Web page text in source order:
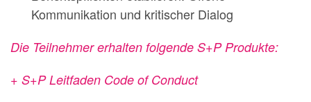
Kommunikation und kritischer Dialog
Die Teilnehmer erhalten folgende S+P Produkte:
+ S+P Leitfaden Code of Conduct